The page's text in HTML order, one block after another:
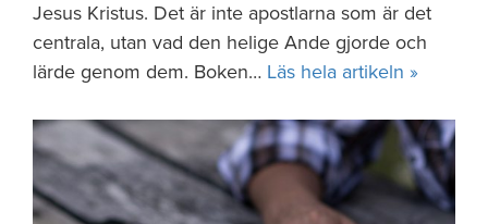
Jesus Kristus. Det är inte apostlarna som är det
centrala, utan vad den helige Ande gjorde och
lärde genom dem. Boken… Läs hela artikeln »